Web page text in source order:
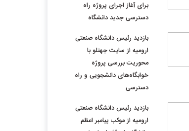
برای آغاز اجرای پروژه راه
دسترسی جدید دانشگاه
بازدید رئیس دانشگاه صنعتی
ارومیه از سایت جهتلو با
محوریت بررسی پروژه
خوابگاه‌های دانشجویی و راه
دسترسی
بازدید رئیس دانشگاه صنعتی
ارومیه از موکب پیامبر اعظم